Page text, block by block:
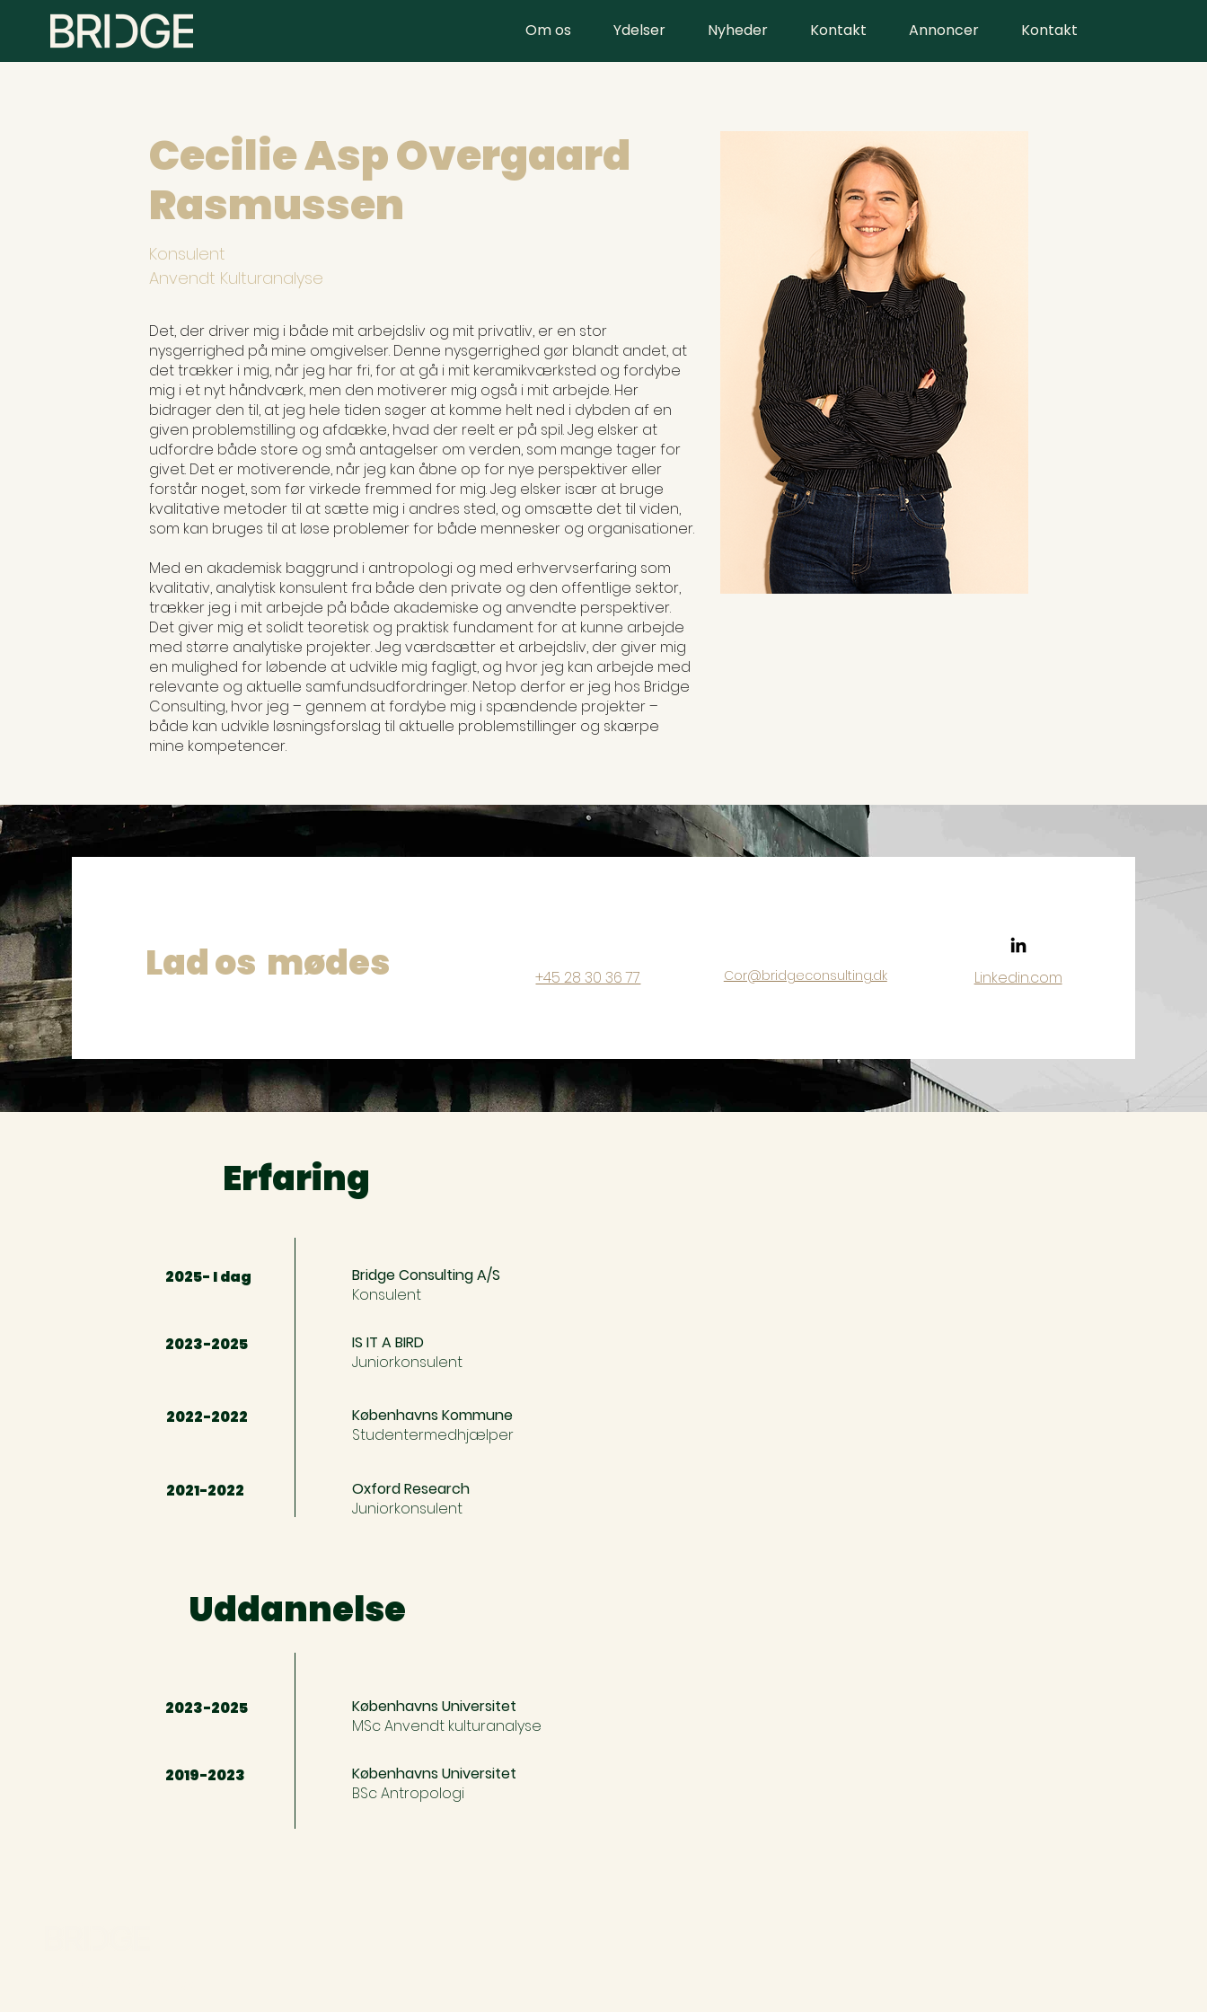
Om os Ydelser Nyheder Kontakt Annoncer Kontakt
Cecilie Asp Overgaard
Rasmussen
Konsulent
Anvendt Kulturanalyse
Det, der driver mig i både mit arbejdsliv og mit privatliv, er en stor
nysgerrighed på mine omgivelser. Denne nysgerrighed gør blandt andet, at
det trækker i mig, når jeg har fri, for at gå i mit keramikværksted og fordybe
mig i et nyt håndværk, men den motiverer mig også i mit arbejde. Her
bidrager den til, at jeg hele tiden søger at komme helt ned i dybden af en
given problemstilling og afdække, hvad der reelt er på spil. Jeg elsker at
udfordre både store og små antagelser om verden, som mange tager for
givet. Det er motiverende, når jeg kan åbne op for nye perspektiver eller
forstår noget, som før virkede fremmed for mig. Jeg elsker især at bruge
kvalitative metoder til at sætte mig i andres sted, og omsætte det til viden,
som kan bruges til at løse problemer for både mennesker og organisationer.
Med en akademisk baggrund i antropologi og med erhvervserfaring som
kvalitativ, analytisk konsulent fra både den private og den offentlige sektor,
trækker jeg i mit arbejde på både akademiske og anvendte perspektiver.
Det giver mig et solidt teoretisk og praktisk fundament for at kunne arbejde
med større analytiske projekter. Jeg værdsætter et arbejdsliv, der giver mig
en mulighed for løbende at udvikle mig fagligt, og hvor jeg kan arbejde med
relevante og aktuelle samfundsudfordringer. Netop derfor er jeg hos Bridge
Consulting, hvor jeg – gennem at fordybe mig i spændende projekter –
både kan udvikle løsningsforslag til aktuelle problemstillinger og skærpe
mine kompetencer.
Lad os mødes +45 28 30 36 77 Cor@bridgeconsulting.dk Linkedin.com
Erfaring
2023-2025
2022-2022
2021-2022
2025- I dag
Bridge Consulting A/S
Konsulent
IS IT A BIRD
Juniorkonsulent
Københavns Kommune
Studentermedhjælper
Oxford Research
Juniorkonsulent
Uddannelse
2023-2025
Københavns Universitet
MSc Anvendt kulturanalyse
2019-2023
Københavns Universitet
BSc Antropologi